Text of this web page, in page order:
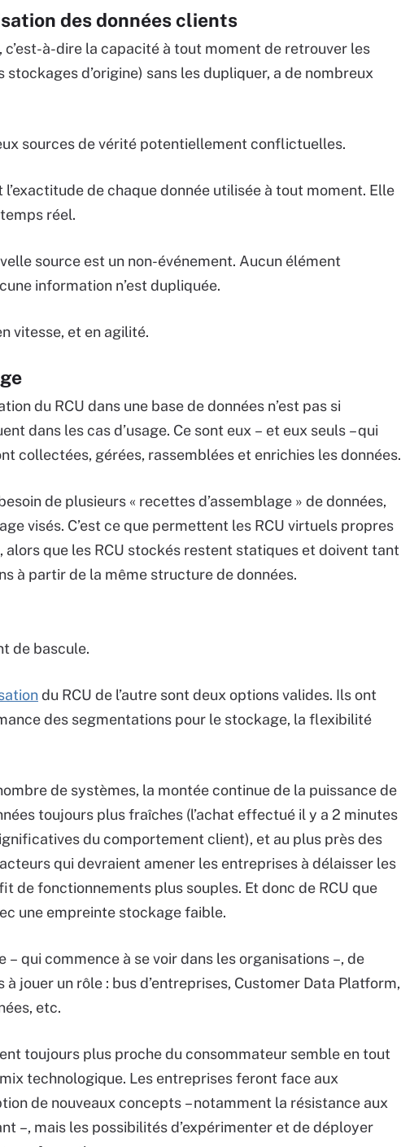
des données clients
c’est-à-dire la capacité à tout moment de retrouver les
d’origine) sans les dupliquer, a de nombreux
sources de vérité potentiellement conflictuelles.
de chaque donnée utilisée à tout moment. Elle
réel.
source est un non-événement. Aucun élément
information n’est dupliquée.
vitesse, et en agilité.
du RCU dans une base de données n’est pas si
dans les cas d’usage. Ce sont eux – et eux seuls – qui
collectées, gérées, rassemblées et enrichies les données.
de plusieurs « recettes d’assemblage » de données,
visés. C’est ce que permettent les RCU virtuels propres
alors que les RCU stockés restent statiques et doivent tant
à partir de la même structure de données.
de bascule.
du RCU de l’autre sont deux options valides. Ils ont
des segmentations pour le stockage, la flexibilité
de systèmes, la montée continue de la puissance de
toujours plus fraîches (l’achat effectué il y a 2 minutes
du comportement client), et au plus près des
qui devraient amener les entreprises à délaisser les
de fonctionnements plus souples. Et donc de RCU que
une empreinte stockage faible.
qui commence à se voir dans les organisations –, de
jouer un rôle : bus d’entreprises, Customer Data Platform,
etc.
toujours plus proche du consommateur semble en tout
technologique. Les entreprises feront face aux
de nouveaux concepts – notamment la résistance aux
–, mais les possibilités d’expérimenter et de déployer